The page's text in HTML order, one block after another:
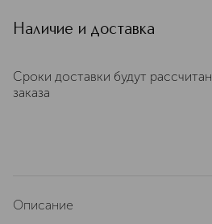
Наличие и доставка
Сроки доставки будут
заказа
Описание